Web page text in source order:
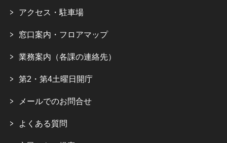
アクセス・駐車場
窓口案内・フロアマップ
業務案内（各課の連絡先）
第2・第4土曜日開庁
メールでのお問合せ
よくある質問